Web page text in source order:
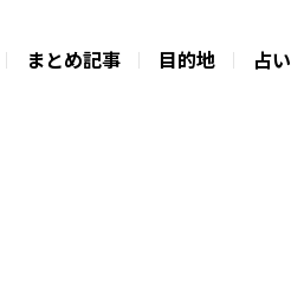
まとめ記事 目的地 占い